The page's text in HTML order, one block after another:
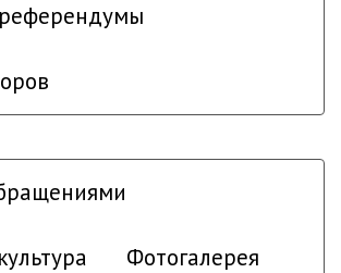
Фотогалерея